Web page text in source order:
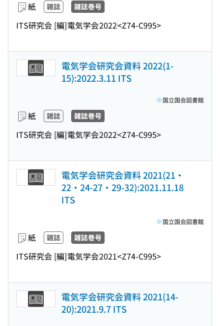
紙 雑誌 雑誌巻号
ITS研究会 [編]電気学会2022<Z74-C995>
電気学会研究会資料 2022(1-
15):2022.3.11 ITS
紙 雑誌 雑誌巻号
ITS研究会 [編]電気学会2022<Z74-C995>
国立国会図書館
電気学会研究会資料 2021(21・
22・24-27・29-32):2021.11.18
ITS
紙 雑誌 雑誌巻号
ITS研究会 [編]電気学会2021<Z74-C995>
国立国会図書館
電気学会研究会資料 2021(14-
20):2021.9.7 ITS